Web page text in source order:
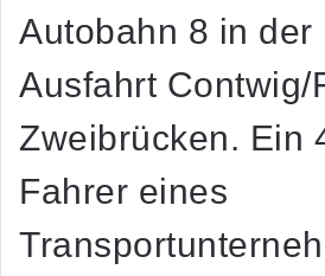
Autobahn 8 in der
Ausfahrt Contwig/
Zweibrücken. Ein
Fahrer eines